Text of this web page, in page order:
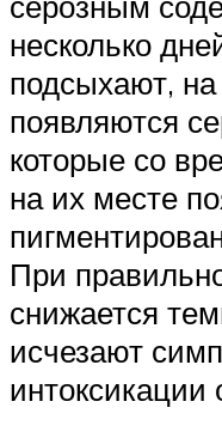
несколько
подсыхают,
появляются
которые со
на их месте
При
снижается
исчезают
интоксикации